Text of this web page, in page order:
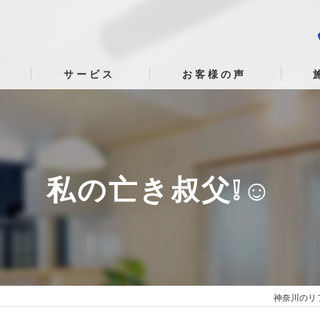
サービス お客様の声
私の亡き叔父❕☺
神奈川のリ